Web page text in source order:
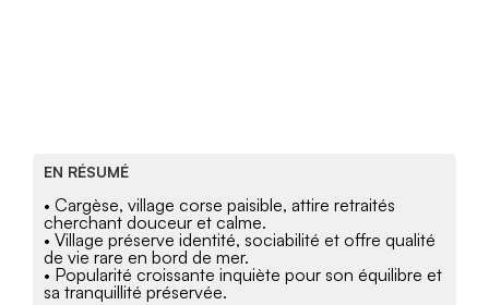
EN RÉSUMÉ
• Cargèse, village corse paisible, attire retraités
cherchant douceur et calme.
• Village préserve identité, sociabilité et offre qualité
de vie rare en bord de mer.
• Popularité croissante inquiète pour son équilibre et
sa tranquillité préservée.